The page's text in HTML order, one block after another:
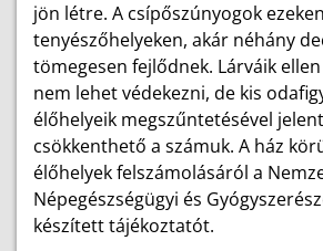
jön létre. A csípőszúnyogok
tenyészőhelyeken, akár néhány
tömegesen fejlődnek. Lárváik
nem lehet védekezni, de kis
élőhelyeik megszűntetésével
csökkenthető a számuk. A ház
élőhelyek felszámolásáról a
Népegészségügyi és
készített tájékoztatót.